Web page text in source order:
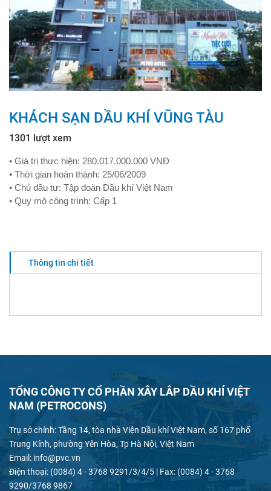
KHÁCH SẠN DẦU KHÍ VŨNG TÀU
1301 lượt xem
• Giá trị thực hiện: 280.017.000.000 VNĐ
• Thời gian hoàn thành: 25/06/2009
• Chủ đầu tư: Tập đoàn Dầu khí Việt Nam
• Quy mô công trình: Cấp 1
Thông tin chi tiết
TỔNG CÔNG TY CỔ PHẦN XÂY LẮP DẦU KHÍ VIỆT
NAM (PETROCONS)
Trụ sở chính: Tầng 14, tòa nhà Viện Dầu khí Việt Nam, số 167 phố
Trung Kính, phường Yên Hòa, Tp Hà Nội, Việt Nam
Email: info@pvc.vn
Điện thoại: (0084) 4 - 3768 9291/3/4/5 | Fax: (0084) 4 - 3768
9290/3768 9867